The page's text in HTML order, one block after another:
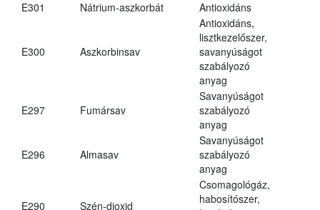
E301
Nátrium-aszkorbát Antioxidáns
E300 Aszkorbinsav
Antioxidáns,
lisztkezelőszer,
savanyúságot
szabályozó
anyag
E297 Fumársav
Savanyúságot
szabályozó
anyag
E296 Almasav
Savanyúságot
szabályozó
anyag
E290 Szén-dioxid
Csomagológáz,
habosítószer,